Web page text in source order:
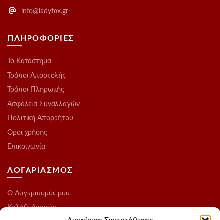
info@ladyfox.gr
ΠΛΗΡΟΦΟΡΙΕΣ
Το Kατάστημα
Τρόποι Αποστολής
Τρόποι Πληρωμής
Ασφάλεια Συναλλαγών
Πολιτική Απορρήτου
Οροι χρήσης
Επικοινωνία
ΛΟΓΑΡΙΑΣΜΟΣ
O Λογαριασμός μου
Καλάθι Αγορών